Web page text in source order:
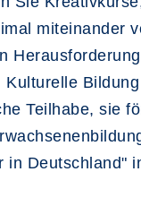
miteinander
Teilhabe, sie
in Deutschland"